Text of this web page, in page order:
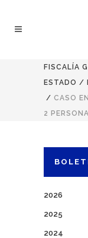
FISCALÍA
ESTADO /
/ CASO
2
2026
2025
2024